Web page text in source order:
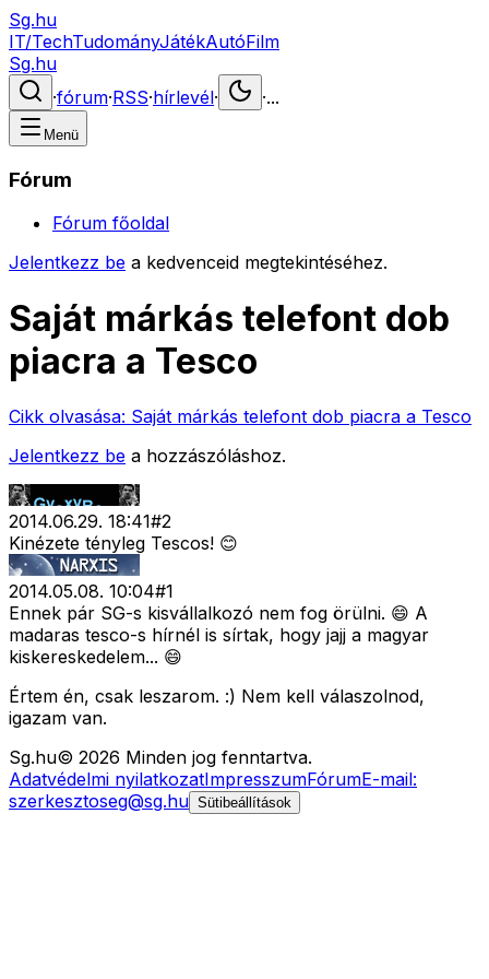
Sg.hu
IT/TechTudományJátékAutóFilm
Sg.hu
·fórum·RSS·hírlevél· ·...
Menü
Fórum
Fórum főoldal
Jelentkezz be a kedvenceid megtekintéséhez.
Saját márkás telefont dob
piacra a Tesco
Cikk olvasása: Saját márkás telefont dob piacra a Tesco
Jelentkezz be a hozzászóláshoz.
2014.06.29. 18:41#2
Kinézete tényleg Tescos! 😊
2014.05.08. 10:04#1
Ennek pár SG-s kisvállalkozó nem fog örülni. 😄 A
madaras tesco-s hírnél is sírtak, hogy jajj a magyar
kiskereskedelem... 😄
Értem én, csak leszarom. :) Nem kell válaszolnod,
igazam van.
Sg.hu© 2026 Minden jog fenntartva.
Adatvédelmi nyilatkozatImpresszumFórumE-mail:
szerkesztoseg@sg.hu Sütibeállítások